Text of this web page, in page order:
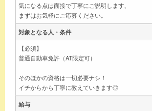
気になる点は面接で丁寧にご説明します。
まずはお気軽にご応募ください。
対象となる人・条件
【必須】
普通自動車免許（AT限定可）
そのほかの資格は一切必要ナシ！
イチからから丁寧に教えていきます◎
給与